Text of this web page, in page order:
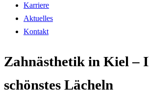
Karriere
Aktuelles
Kontakt
Zahnästhetik in Kiel –
schönstes Lächeln